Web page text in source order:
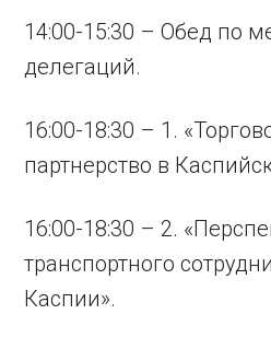
14:00-15:30 – Обед по
делегаций.
16:00-18:30 – 1.
партнерство в
16:00-18:30 – 2.
транспортного
Каспии».